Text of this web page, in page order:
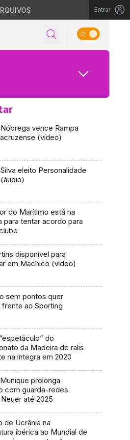
Entrar
vence Rampa
(vídeo)
eleito Personalidade
do Marítimo está na
para tentar acordo para
disponível para
em Machico (vídeo)
sem pontos quer
frente ao Sporting
do
da Madeira de ralis
na integra em 2020
prolonga
com guarda-redes
até 2025
de Ucrânia na
ibérica ao Mundial de